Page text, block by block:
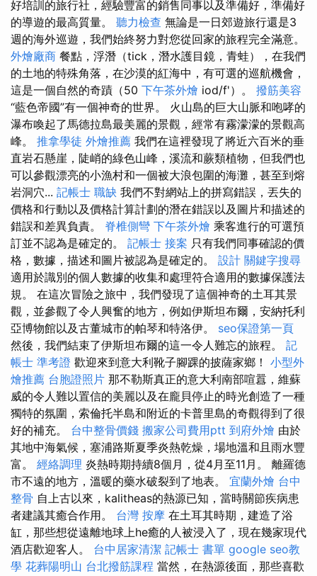
好培訓的旅行社，經驗豐富的銷售同事以及準備好，準備好
的導遊的最高質量。 聽力檢查 無論是一日郊遊旅行還是3
週的海外巡遊，我們始終努力對您從回家的旅程完全滿意。
外燴廠商 餐點，浮潛（tick，潛水護目鏡，青蛙），在我們
的土地的特殊角落，在沙漠的紅海中，有可選的巡航機會，
這是一個自然的奇蹟（50 下午茶外燴 iod/f'）。 撥筋美容
“藍色帝國”有一個神奇的世界。 火山島的巨大山脈和咆哮的
瀑布喚起了馬德拉島最美麗的景觀，經常有霧濛濛的景觀高
峰。 推拿學徒 外燴推薦 我們在這裡發現了將近六百米的垂
直岩石懸崖，陡峭的綠色山峰，溪流和蕨類植物，但我們也
可以參觀漂亮的小漁村和一個被大浪包圍的海灘，甚至到熔
岩洞穴... 記帳士 職缺 我們不對網站上的拼寫錯誤，丟失的
價格和行動以及價格計算計劃的潛在錯誤以及圖片和描述的
錯誤和差異負責。 脊椎側彎 下午茶外燴 乘客進行的可選預
訂並不認為是確定的。 記帳士 接案 只有我們同事確認的價
格，數據，描述和圖片被認為是確定的。 設計 關鍵字搜尋
適用於識別的個人數據的收集和處理符合適用的數據保護法
規。 在這次冒險之旅中，我們發現了這個神奇的土耳其景
觀，並參觀了令人興奮的地方，例如伊斯坦布爾，安納托利
亞博物館以及古董城市的帕琴和特洛伊。 seo保證第一頁
然後，我們結束了伊斯坦布爾的這一令人難忘的旅程。 記
帳士 準考證 歡迎來到意大利靴子腳踝的披薩家鄉！ 小型外
燴推薦 台胞證照片 那不勒斯真正的意大利南部喧囂，維蘇
威的令人難以置信的美麗以及在龐貝停止的時光創造了一種
獨特的氛圍，索倫托半島和附近的卡普里島的奇觀得到了很
好的補充。 台中整骨價錢 搬家公司費用ptt 到府外燴 由於
其地中海氣候，塞浦路斯夏季炎熱乾燥，場地溫和且雨水豐
富。 經絡調理 炎熱時期持續8個月，從4月至11月。 離羅德
市不遠的地方，溫暖的藥水破裂到了地表。 宜蘭外燴 台中
整骨 自上古以來，kalitheas的熱源已知，當時關節疾病患
者建議其癒合作用。 台灣 按摩 在土耳其時期，建造了浴
缸，那些想從遠離地球上he癒的人被浸入了，現在幾家現代
酒店歡迎客人。 台中居家清潔 記帳士 書單 google seo教
學 花葬陽明山 台北撥筋課程 當然，在熱源後面，那些喜歡